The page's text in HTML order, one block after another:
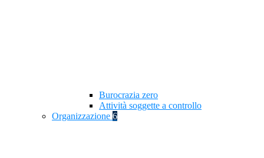
Burocrazia zero
Attività soggette a controllo
Organizzazione 6